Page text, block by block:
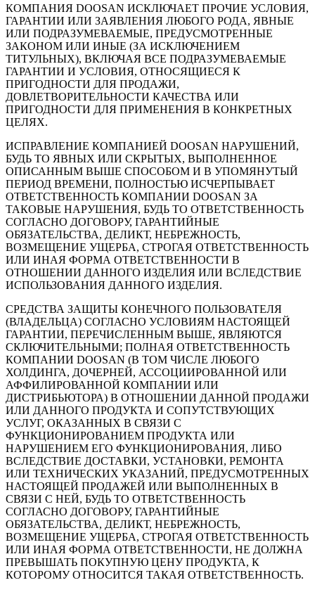
КОМПАНИЯ DOOSAN ИСКЛЮЧАЕТ ПРОЧИЕ УСЛОВИЯ,
ГАРАНТИИ ИЛИ ЗАЯВЛЕНИЯ ЛЮБОГО РОДА, ЯВНЫЕ
ИЛИ ПОДРАЗУМЕВАЕМЫЕ, ПРЕДУСМОТРЕННЫЕ
ЗАКОНОМ ИЛИ ИНЫЕ (ЗА ИСКЛЮЧЕНИЕМ
ТИТУЛЬНЫХ), ВКЛЮЧАЯ ВСЕ ПОДРАЗУМЕВАЕМЫЕ
ГАРАНТИИ И УСЛОВИЯ, ОТНОСЯЩИЕСЯ К
ПРИГОДНОСТИ ДЛЯ ПРОДАЖИ,
ДОВЛЕТВОРИТЕЛЬНОСТИ КАЧЕСТВА ИЛИ
ПРИГОДНОСТИ ДЛЯ ПРИМЕНЕНИЯ В КОНКРЕТНЫХ
ЦЕЛЯХ.
ИСПРАВЛЕНИЕ КОМПАНИЕЙ DOOSAN НАРУШЕНИЙ,
БУДЬ ТО ЯВНЫХ ИЛИ СКРЫТЫХ, ВЫПОЛНЕННОЕ
ОПИСАННЫМ ВЫШЕ СПОСОБОМ И В УПОМЯНУТЫЙ
ПЕРИОД ВРЕМЕНИ, ПОЛНОСТЬЮ ИСЧЕРПЫВАЕТ
ОТВЕТСТВЕННОСТЬ КОМПАНИИ DOOSAN ЗА
ТАКОВЫЕ НАРУШЕНИЯ, БУДЬ ТО ОТВЕТСТВЕННОСТЬ
СОГЛАСНО ДОГОВОРУ, ГАРАНТИЙНЫЕ
ОБЯЗАТЕЛЬСТВА, ДЕЛИКТ, НЕБРЕЖНОСТЬ,
ВОЗМЕЩЕНИЕ УЩЕРБА, СТРОГАЯ ОТВЕТСТВЕННОСТЬ
ИЛИ ИНАЯ ФОРМА ОТВЕТСТВЕННОСТИ В
ОТНОШЕНИИ ДАННОГО ИЗДЕЛИЯ ИЛИ ВСЛЕДСТВИЕ
ИСПОЛЬЗОВАНИЯ ДАННОГО ИЗДЕЛИЯ.
СРЕДСТВА ЗАЩИТЫ КОНЕЧНОГО ПОЛЬЗОВАТЕЛЯ
(ВЛАДЕЛЬЦА) СОГЛАСНО УСЛОВИЯМ НАСТОЯЩЕЙ
ГАРАНТИИ, ПЕРЕЧИСЛЕННЫМ ВЫШЕ, ЯВЛЯЮТСЯ
СКЛЮЧИТЕЛЬНЫМИ; ПОЛНАЯ ОТВЕТСТВЕННОСТЬ
КОМПАНИИ DOOSAN (В ТОМ ЧИСЛЕ ЛЮБОГО
ХОЛДИНГА, ДОЧЕРНЕЙ, АССОЦИИРОВАННОЙ ИЛИ
АФФИЛИРОВАННОЙ КОМПАНИИ ИЛИ
ДИСТРИБЬЮТОРА) В ОТНОШЕНИИ ДАННОЙ ПРОДАЖИ
ИЛИ ДАННОГО ПРОДУКТА И СОПУТСТВУЮЩИХ
УСЛУГ, ОКАЗАННЫХ В СВЯЗИ С
ФУНКЦИОНИРОВАНИЕМ ПРОДУКТА ИЛИ
НАРУШЕНИЕМ ЕГО ФУНКЦИОНИРОВАНИЯ, ЛИБО
ВСЛЕДСТВИЕ ДОСТАВКИ, УСТАНОВКИ, РЕМОНТА
ИЛИ ТЕХНИЧЕСКИХ УКАЗАНИЙ, ПРЕДУСМОТРЕННЫХ
НАСТОЯЩЕЙ ПРОДАЖЕЙ ИЛИ ВЫПОЛНЕННЫХ В
СВЯЗИ С НЕЙ, БУДЬ ТО ОТВЕТСТВЕННОСТЬ
СОГЛАСНО ДОГОВОРУ, ГАРАНТИЙНЫЕ
ОБЯЗАТЕЛЬСТВА, ДЕЛИКТ, НЕБРЕЖНОСТЬ,
ВОЗМЕЩЕНИЕ УЩЕРБА, СТРОГАЯ ОТВЕТСТВЕННОСТЬ
ИЛИ ИНАЯ ФОРМА ОТВЕТСТВЕННОСТИ, НЕ ДОЛЖНА
ПРЕВЫШАТЬ ПОКУПНУЮ ЦЕНУ ПРОДУКТА, К
КОТОРОМУ ОТНОСИТСЯ ТАКАЯ ОТВЕТСТВЕННОСТЬ.